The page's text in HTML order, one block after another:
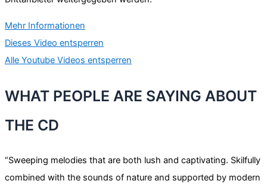
Mehr Informationen
Dieses Video entsperren
Alle Youtube Videos entsperren
WHAT PEOPLE ARE SAYING ABOUT
THE CD
“Sweeping melodies that are both lush and captivating. Skilfully
combined with the sounds of nature and supported by modern